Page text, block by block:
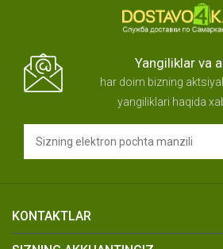
Yangiliklar va
har doim bizning
yangiliklari haqida
KONTAKTLAR